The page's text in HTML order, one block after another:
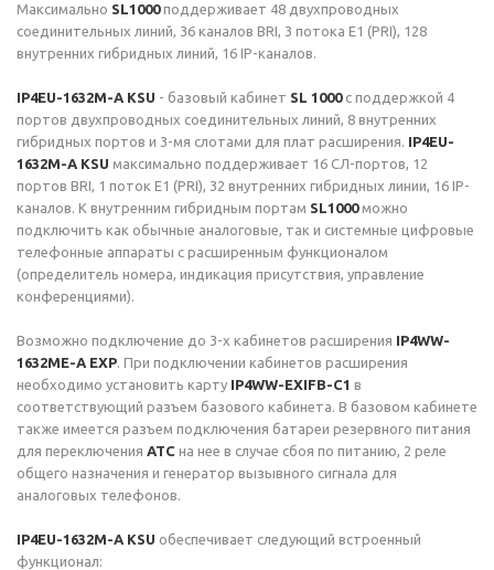
Максимально SL1000поддерживает 48 двухпроводных
соединительных линий, 36 каналов BRI, 3 потока E1 (PRI), 128
внутренних гибридных линий, 16 IP-каналов.
IP4EU-1632M-A KSU - базовый кабинет SL 1000с поддержкой 4
портов двухпроводных соединительных линий, 8 внутренних
гибридных портов и 3-мя слотами для плат расширения. IP4EU-
1632M-A KSU максимально поддерживает 16 СЛ-портов, 12
портов BRI, 1 поток E1 (PRI), 32 внутренних гибридных линии, 16 IP-
каналов. К внутренним гибридным портам SL1000можно
подключить как обычные аналоговые, так и системные цифровые
телефонные аппараты с расширенным функционалом
(определитель номера, индикация присутствия, управление
конференциями).
Возможно подключение до 3-х кабинетов расширения IP4WW-
1632ME-A EXP. При подключении кабинетов расширения
необходимо установить карту IP4WW-EXIFB-C1 в
соответствующий разъем базового кабинета. В базовом кабинете
также имеется разъем подключения батареи резервного питания
для переключения АТС на нее в случае сбоя по питанию, 2 реле
общего назначения и генератор вызывного сигнала для
аналоговых телефонов.
IP4EU-1632M-A KSU обеспечивает следующий встроенный
функционал: